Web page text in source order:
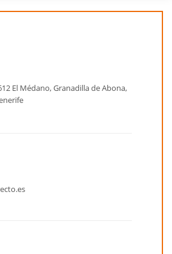
El Médano, Granadilla de Abona,